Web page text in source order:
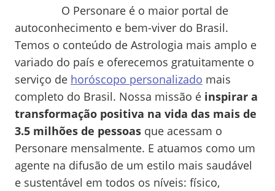
O Personare é o maior portal de
autoconhecimento e bem-viver do Brasil.
Temos o conteúdo de Astrologia mais amplo e
variado do país e oferecemos gratuitamente o
serviço de horóscopo personalizado mais
completo do Brasil. Nossa missão é inspirar a
transformação positiva na vida das mais de
3.5 milhões de pessoas que acessam o
Personare mensalmente. E atuamos como um
agente na difusão de um estilo mais saudável
e sustentável em todos os níveis: físico,